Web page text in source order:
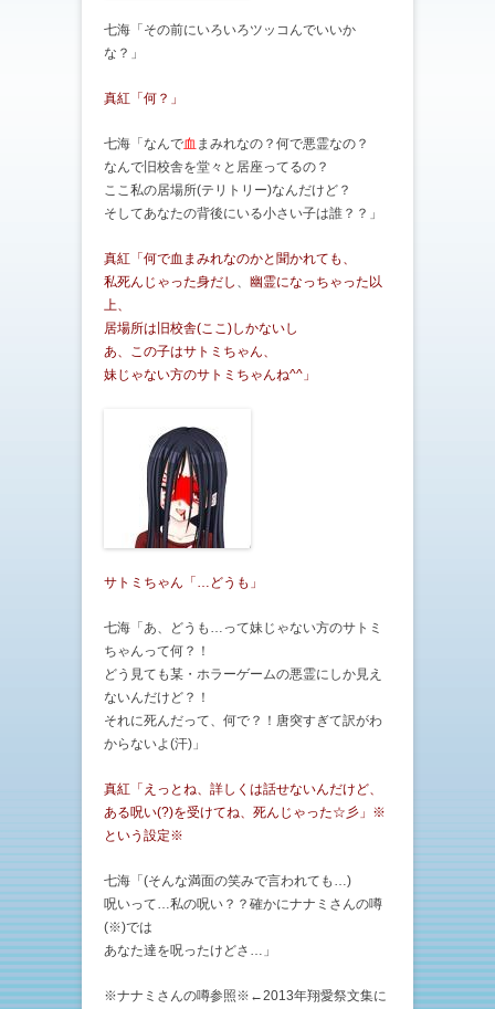
七海「その前にいろいろツッコんでいいか
な？」
真紅「何？」
七海「なんで血 まみれなの？何で悪霊なの？
なんで旧校舎を堂々と居座ってるの？
ここ私の居場所(テリトリー)なんだけど？
そしてあなたの背後にいる小さい子は誰？？」
真紅「何で血まみれなのかと聞かれても、
私死んじゃった身だし
幽霊になっちゃった以
上、
居場所は旧校舎(ここ)しかないし
あ、この子はサトミちゃん、
妹じゃない方のサトミちゃんね^^」
サトミちゃん「…どうも」
七海「あ、どうも…って妹じゃない方のサトミ
ちゃんって何？！
どう見ても某・ホラーゲームの悪霊にしか見え
ないんだけど？！
それに死んだって、何で？！唐突すぎて訳がわ
からないよ(汗)」
真紅「えっとね、詳しくは話せないんだけど、
ある呪い(?)を受けてね、死んじゃった☆彡」※
という設定※
七海「(そんな満面の笑みで言われても…)
呪いって…私の呪い？？確かにナナミさんの噂
(※)では
あなた達を呪ったけどさ…」
※ナナミさんの噂参照※←2013年翔愛祭文集に